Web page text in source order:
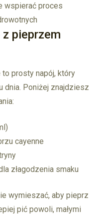
wspierać proces
pieprzem
prosty napój, który
dnia. Poniżej znajdziesz
cayenne
złagodzenia smaku
wymieszać, aby pieprz
pić powoli, małymi